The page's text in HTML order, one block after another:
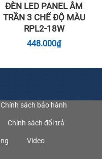
ĐÈN LED PANEL ÂM
TRẦN 3 CHẾ ĐỘ MÀU
RPL2-18W
448.000₫
Chính sách bảo hành
Chính sách đổi trả
Video